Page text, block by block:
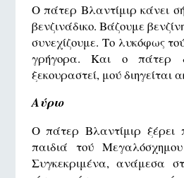
Ο πάτερ Βλαντίμιρ κάνει
βενζινάδικο. Βάζουμε
συνεχίζουμε. Το λυκόφως
γρήγορα. Και ο πάτερ
ξεκουραστεί, μού διηγείται
Αύριο
Ο πάτερ Βλαντίμιρ ξέρει
παιδιά τού
Συγκεκριμένα, ανάμεσα